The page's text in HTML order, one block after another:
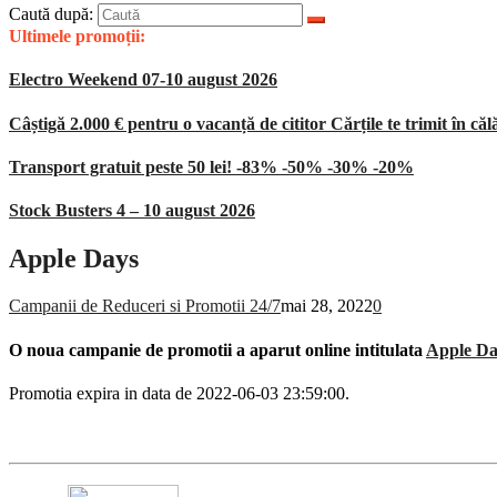
Caută după:
Ultimele promoții:
Electro Weekend 07-10 august 2026
Câștigă 2.000 € pentru o vacanță de cititor Cărțile te trimit în
Transport gratuit peste 50 lei! -83% -50% -30% -20%
Stock Busters 4 – 10 august 2026
Apple Days
Campanii de Reduceri si Promotii 24/7mai 28, 20220
O noua campanie de promotii a aparut online intitulata Apple
Promotia expira in data de 2022-06-03 23:59:00.